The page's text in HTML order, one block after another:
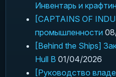
Инвентарь и
[CAPTAINS OF
промышленности
[Behind the Ships]
Hull B 01/04/2026
[Руководство